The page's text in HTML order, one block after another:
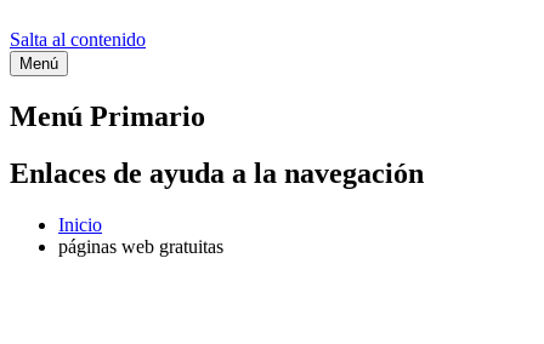
Salta al contenido
Etiqueta: páginas web gratuitas
Menú
Menú Primario
Enlaces de ayuda a la navegación
Inicio
páginas web gratuitas